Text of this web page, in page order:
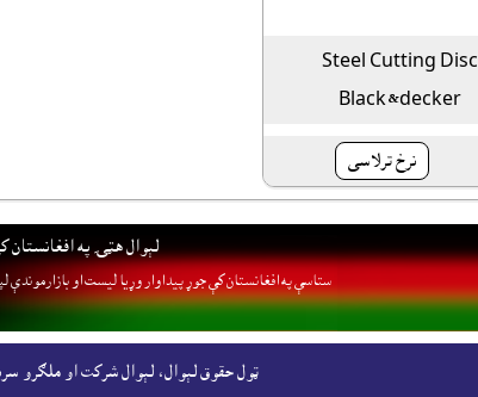
Steel Cutting Disc
Black&decker
نرخ ترلاسى
لېوال هټۍ په افغانستان
ستاسې په افغانستان کې جوړ پيداوار وړيا ليست او بازارموندې
ټول حقوق لېوال، لېوال شرکت او ملګرو سره